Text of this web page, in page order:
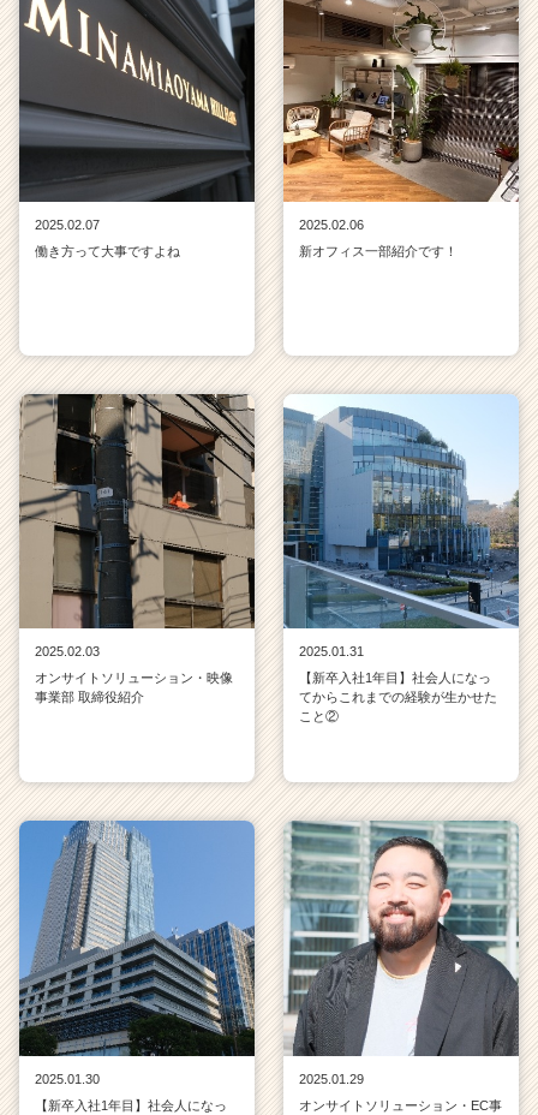
2025.02.07
働き方って大事ですよね
2025.02.06
新オフィス一部紹介です！
2025.02.03
オンサイトソリューション・映像
事業部 取締役紹介
2025.01.31
【新卒入社1年目】社会人になっ
てからこれまでの経験が生かせた
こと②
2025.01.30
【新卒入社1年目】社会人になっ
2025.01.29
オンサイトソリューション・EC事